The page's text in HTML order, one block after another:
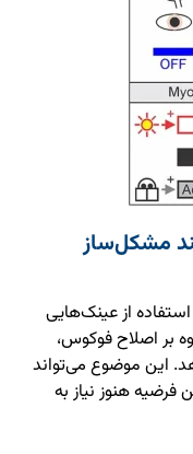
مشکل‌ساز
از عینک‌هایی
بر اصلاح فوکوس،
این موضوع می‌تواند
هنوز نیاز به